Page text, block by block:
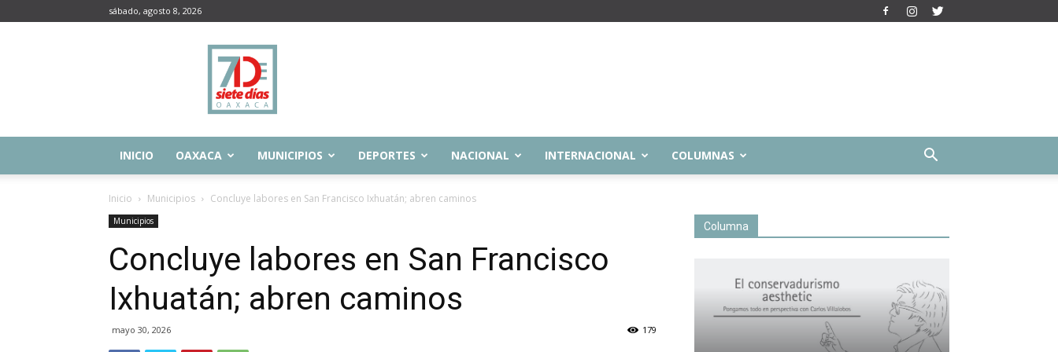
sábado, agosto 8, 2026
Siete
Días
Oaxaca
INICIO OAXACA MUNICIPIOS DEPORTES NACIONAL INTERNACIONAL COLUMNAS
Inicio Municipios Concluye labores en San Francisco Ixhuatán; abren caminos
Municipios
Concluye labores en San Francisco
Ixhuatán; abren caminos
mayo 30, 2026 179
Columna